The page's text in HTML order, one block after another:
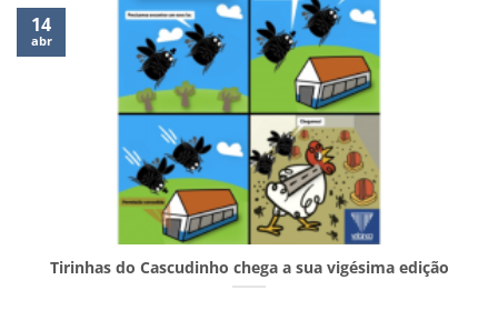
Tirinhas do Cascudinho chega a sua vigésima edição
14
abr